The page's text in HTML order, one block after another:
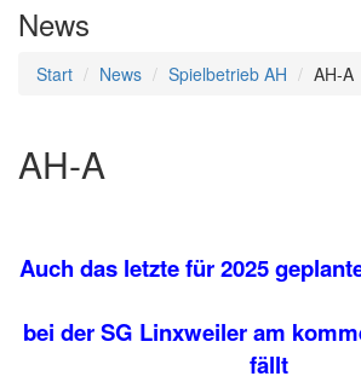
News
Start News Spielbetrieb AH AH-A
AH-A
Auch das letzte für 2025
bei der SG Linxweiler am
fällt